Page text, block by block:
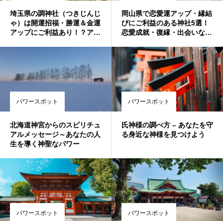
埼玉県の調神社（つきじんじ
ゃ）は開運招福・勝運＆金運
アップにご利益あり！？アク
岡山県で恋愛運アップ・縁結
びにご利益のある神社5選！
恋愛成就・復縁・出会いなど
め・人気・評判の強力パワー
スポット！
パワースポット
北海道神宮からのスピリチュ
アルメッセージ～あなたの人
生を導く神聖なパワー
パワースポット
氏神様の調べ方 – あなたを守
る身近な神様を見つけよう
パワースポット パワースポット
誕生日ランキング 金運神社 金運財布